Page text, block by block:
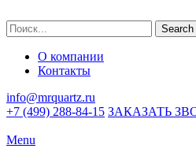
Search
О компании
Контакты
info@mrquartz.ru
+7 (499) 288-84-15 ЗАКАЗАТЬ
Menu